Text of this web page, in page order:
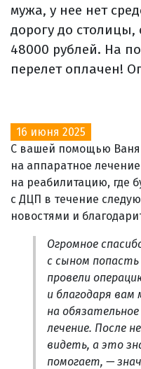
мужа, у нее нет
дорогу до столицы,
48000 рублей. На
перелет оплачен!
16 июня 2025
С вашей помощью Ваня
на аппаратное
на реабилитацию, где
с ДЦП в течение
новостями и
Огромное
с сыном попасть
провели
и благодаря
на
лечение. После
видеть, а это
помогает, —